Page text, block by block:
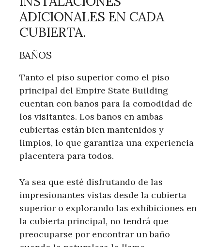
ADICIONALES EN CADA
CUBIERTA.
BAÑOS
Tanto el piso superior como el piso
principal del Empire State Building
cuentan con baños para la comodidad de
los visitantes. Los baños en ambas
cubiertas están bien mantenidos y
limpios, lo que garantiza una experiencia
placentera para todos.
Ya sea que esté disfrutando de las
impresionantes vistas desde la cubierta
superior o explorando las exhibiciones en
la cubierta principal, no tendrá que
preocuparse por encontrar un baño